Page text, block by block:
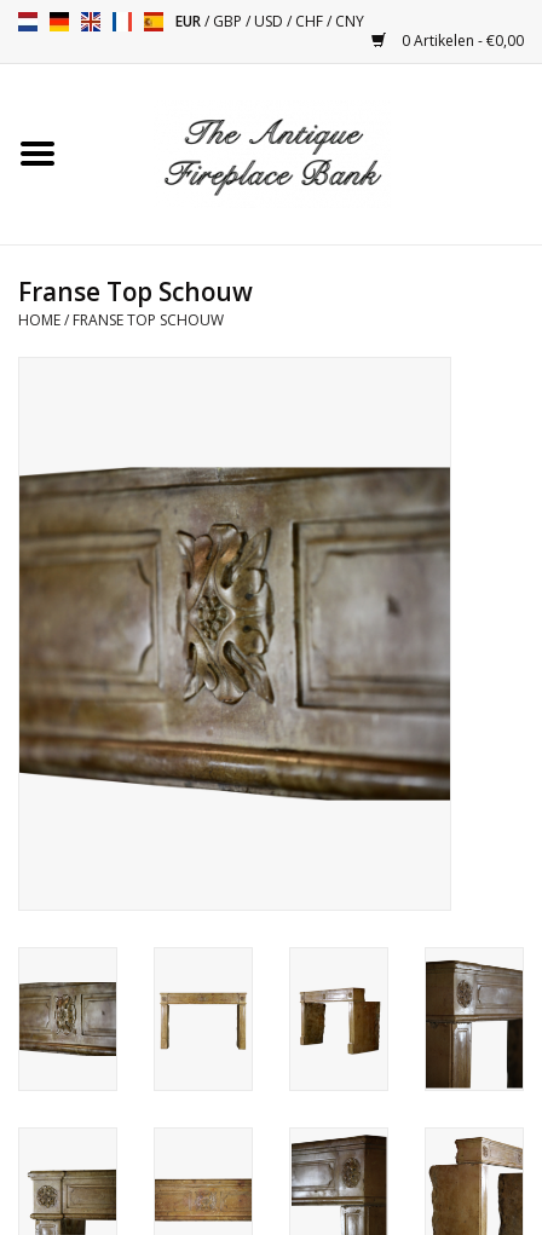
EUR/GBP /USD /CHF/CNY
0 Artikelen - €0,00
Toebehoren
Antiquiteiten en Vintage
Objecten
Decoratieve Outdoor
Vloeren - Steen, Terra Cotta
& Marmer
Outlet
AI-Ready Database
Login
Franse Top Schouw
HOME/ FRANSE TOP SCHOUW